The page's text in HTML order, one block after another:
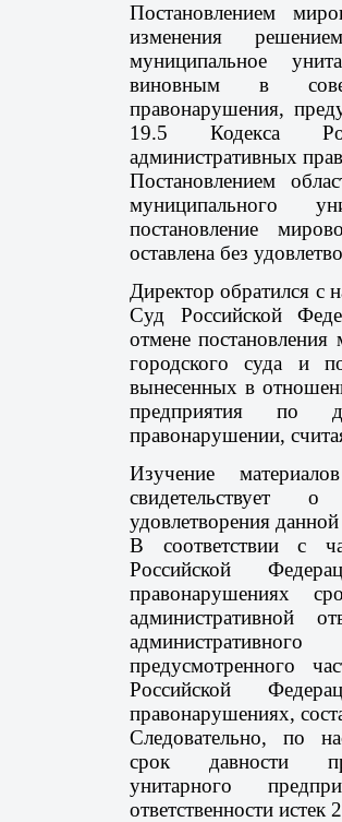
Постановлением
изменения
муниципальное
виновным в
правонарушения,
19.5 Кодекса
административных
Постановлением
муниципального
постановление
оставлена без
Директор обратился с
Суд Российской
отмене
городского суда и
вынесенных в
предприятия по
правонарушении,
Изучение
свидетельствует
удовлетворения
В соответствии с
Российской
правонарушениях
административной
предусмотренного
Российской
правонарушениях,
Следовательно, по
срок давности
унитарного
ответственности истек